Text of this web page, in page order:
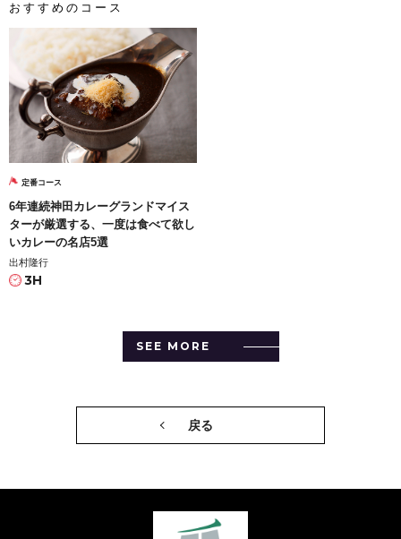
おすすめのコース
定番コース
6年連続神田カレーグランドマイス
ターが厳選する、一度は食べて欲し
いカレーの名店5選
出村隆行
3H
SEE MORE
戻る